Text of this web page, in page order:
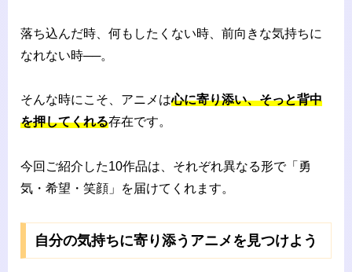
落ち込んだ時、何もしたくない時、前向きな気持ちに
なれない時──。
そんな時にこそ、アニメは心に寄り添い、そっと背中
を押してくれる存在です。
今回ご紹介した10作品は、それぞれ異なる形で「勇
気・希望・笑顔」を届けてくれます。
自分の気持ちに寄り添うアニメを見つけよう